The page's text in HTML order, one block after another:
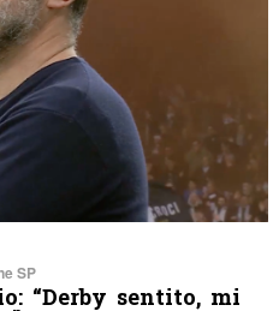
SP
“Derby sentito, mi